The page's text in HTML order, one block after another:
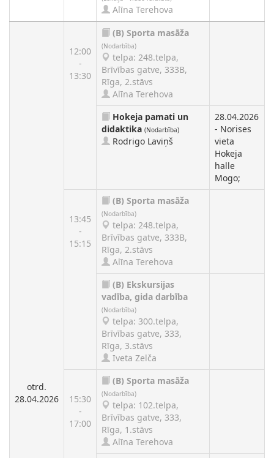
Alīna Terehova
otrd.
28.04.2026
12:00
-
13:30
(B) Sporta masāža
(Nodarbība)
telpa: 248.telpa,
Brīvības gatve, 333B,
Rīga, 2.stāvs
Alīna Terehova
Hokeja pamati un
didaktika (Nodarbība)
Rodrigo Laviņš
28.04.2026
- Norises
vieta
Hokeja
halle
Mogo;
13:45
-
15:15
(B) Sporta masāža
(Nodarbība)
telpa: 248.telpa,
Brīvības gatve, 333B,
Rīga, 2.stāvs
Alīna Terehova
(B) Ekskursijas
vadība, gida darbība
(Nodarbība)
telpa: 300.telpa,
Brīvības gatve, 333,
Rīga, 3.stāvs
Iveta Zelča
15:30
-
17:00
(B) Sporta masāža
(Nodarbība)
telpa: 102.telpa,
Brīvības gatve, 333,
Rīga, 1.stāvs
Alīna Terehova